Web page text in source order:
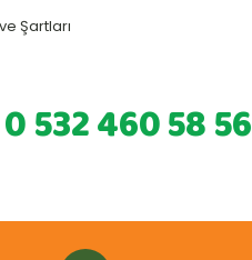
Şartları
0 532 460 58 56